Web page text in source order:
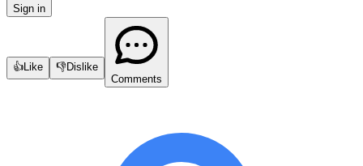
Sign in
👍Like 👎Dislike
Comments